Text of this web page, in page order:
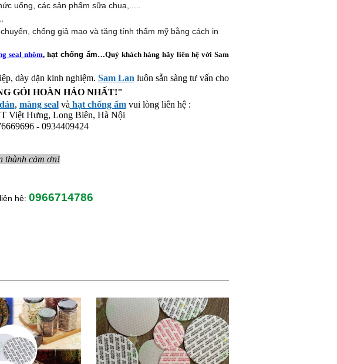
uống, các sản phẩm sữa chua,.....
chống giả mạo và tăng tính thẩm mỹ bằng cách in
seal nhôm, hạt chống ẩm…Quý khách hàng hãy liên hệ với Sam
dày dặn kinh nghiệm. Sam Lan luôn sẵn sàng tư vấn cho
GÓI HOÀN HẢO NHẤT!"
, màng seal và hạt chống ẩm vui lòng liên hệ :
Việt Hưng, Long Biên, Hà Nội
- 0934409424
thành cảm ơn!
hệ: 0966714786